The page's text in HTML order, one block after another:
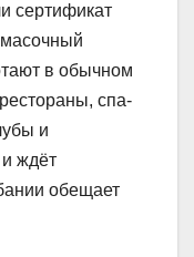
сертификат
в обычном
спа-
и
и ждёт
обещает